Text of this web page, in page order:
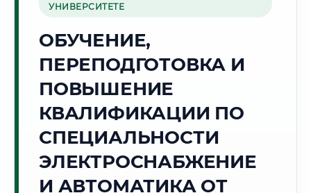
🌟
Г. АСТАНА
Точное местное время:
09:08:52
Понедельник, 10 Августа
2026 г.
Погода в г. Астана:☀️ +20°C,Ясно
🌅 Восход:04:53 🌇 Закат:
УНИВЕРСИТЕТЕ
ОБУЧЕНИЕ,
ПЕРЕПОДГОТОВКА И
ПОВЫШЕНИЕ
КВАЛИФИКАЦИИ ПО
СПЕЦИАЛЬНОСТИ
ЭЛЕКТРОСНАБЖЕНИЕ
И АВТОМАТИКА ОТ